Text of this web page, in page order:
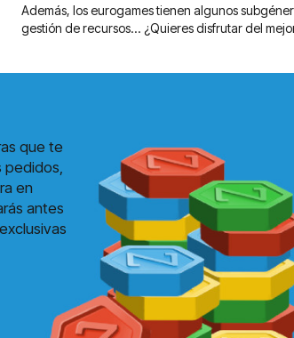
Además, los eurogames tienen algunos
gestión de recursos... ¿Quieres disfrutar del
que te
pedidos,
en
antes